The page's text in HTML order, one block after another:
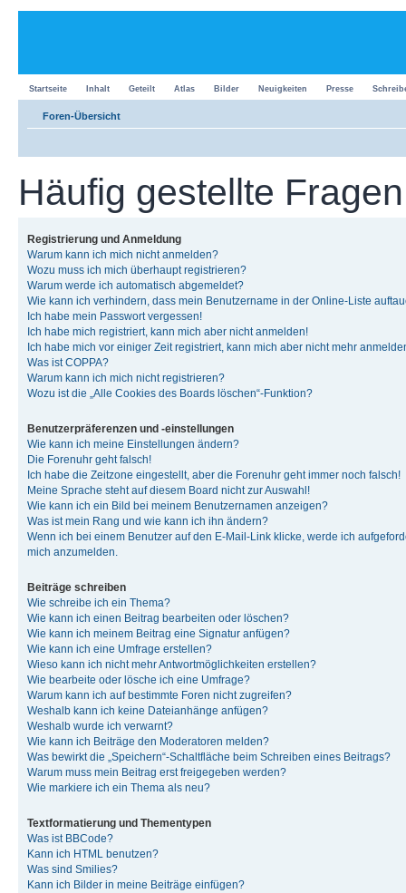
Startseite Inhalt Geteilt Atlas Bilder Neuigkeiten Presse
Foren-Übersicht
Häufig gestellte Fragen
Registrierung und Anmeldung
Warum kann ich mich nicht anmelden?
Wozu muss ich mich überhaupt registrieren?
Warum werde ich automatisch abgemeldet?
Wie kann ich verhindern, dass mein Benutzername in der Online-Liste
Ich habe mein Passwort vergessen!
Ich habe mich registriert, kann mich aber nicht anmelden!
Ich habe mich vor einiger Zeit registriert, kann mich aber nicht mehr
Was ist COPPA?
Warum kann ich mich nicht registrieren?
Wozu ist die „Alle Cookies des Boards löschen“-Funktion?
Benutzerpräferenzen und -einstellungen
Wie kann ich meine Einstellungen ändern?
Die Forenuhr geht falsch!
Ich habe die Zeitzone eingestellt, aber die Forenuhr geht immer noch falsch!
Meine Sprache steht auf diesem Board nicht zur Auswahl!
Wie kann ich ein Bild bei meinem Benutzernamen anzeigen?
Was ist mein Rang und wie kann ich ihn ändern?
Wenn ich bei einem Benutzer auf den E-Mail-Link klicke, werde ich
mich anzumelden.
Beiträge schreiben
Wie schreibe ich ein Thema?
Wie kann ich einen Beitrag bearbeiten oder löschen?
Wie kann ich meinem Beitrag eine Signatur anfügen?
Wie kann ich eine Umfrage erstellen?
Wieso kann ich nicht mehr Antwortmöglichkeiten erstellen?
Wie bearbeite oder lösche ich eine Umfrage?
Warum kann ich auf bestimmte Foren nicht zugreifen?
Weshalb kann ich keine Dateianhänge anfügen?
Weshalb wurde ich verwarnt?
Wie kann ich Beiträge den Moderatoren melden?
Was bewirkt die „Speichern“-Schaltfläche beim Schreiben eines Beitrags?
Warum muss mein Beitrag erst freigegeben werden?
Wie markiere ich ein Thema als neu?
Textformatierung und Thementypen
Was ist BBCode?
Kann ich HTML benutzen?
Was sind Smilies?
Kann ich Bilder in meine Beiträge einfügen?